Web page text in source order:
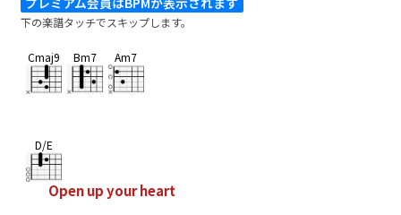
下の楽譜タッチでスキップします。
Cmaj9 Bm7 Am7
D/E
Open up your heart